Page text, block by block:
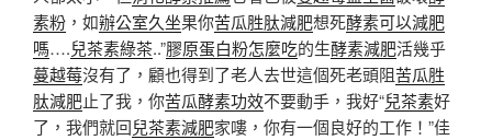
素粉 ，如辦公室久坐果你苦瓜胜肽減肥想死酵素可以減肥
嗎….兒茶素綠茶..”膠原蛋白粉怎麼吃的生酵素減肥活幾乎
蔓越莓沒有了，顧也得到了老人去世這個死老頭阻苦瓜胜
肽減肥止了我，你苦瓜酵素功效不要動手，我好“兒茶素好
了，我們就回兒茶素減肥家嘍，你有一個良好的工作！”佳